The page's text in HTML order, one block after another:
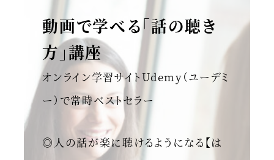
動画で学べる「話の聴き
方」講座
オンライン学習サイトUdemy（ユーデミ
ー）で常時ベストセラー
◎人の話が楽に聴けるようになる【は